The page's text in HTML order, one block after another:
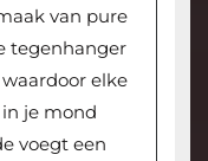
van pure
tegenhanger
elke
je mond
voegt een